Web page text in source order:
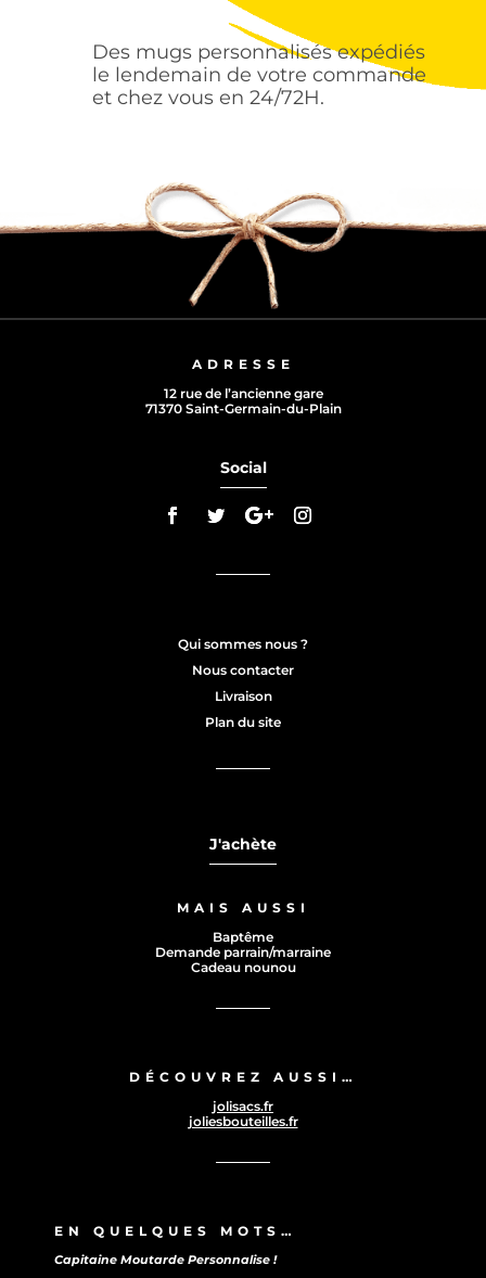
Des mugs personnalisés expédiés
le lendemain de votre commande
et chez vous en 24/72H.
ADRESSE
12 rue de l’ancienne gare
71370 Saint-Germain-du-Plain
Social
Qui sommes nous ?
Nous contacter
Livraison
Plan du site
J'achète
MAIS AUSSI
Baptême
Demande parrain/marraine
Cadeau nounou
DÉCOUVREZ AUSSI…
jolisacs.fr
joliesbouteilles.fr
EN QUELQUES MOTS…
Capitaine Moutarde Personnalise !